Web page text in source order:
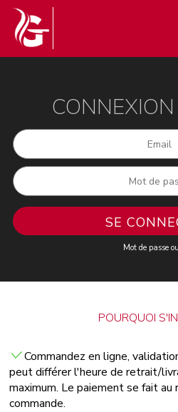
Mot de passe
POURQUOI
Commandez en ligne,
peut différer l'heure de retrait/
maximum. Le paiement se fait
commande.